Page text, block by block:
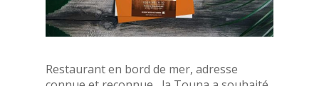
Restaurant en bord de mer, adresse